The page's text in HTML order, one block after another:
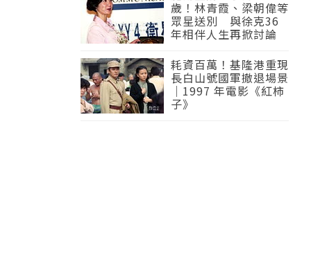
歲！林青霞、梁朝偉等
眾星送別 與徐克36
年相伴人生再掀討論
耗資百萬！基隆港重現
長白山號國軍撤退場景
｜1997 年電影《紅柿
子》